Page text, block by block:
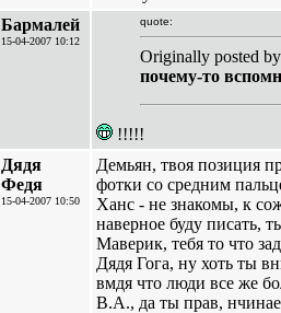
Бармалей
15-04-2007 10:12
quote:
Originally posted
почему-то
!!!!!
Дядя
Федя
15-04-2007 10:50
Демьян, твоя позиция
фотки со средним
Ханс - не знакомы, к
наверное буду писать,
Маверик, тебя то что
Дядя Гога, ну хоть ты
вмдя что люди все же
В.А., да ты прав,